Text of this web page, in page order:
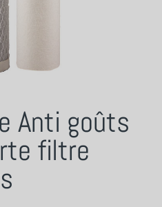
Anti goûts
filtre